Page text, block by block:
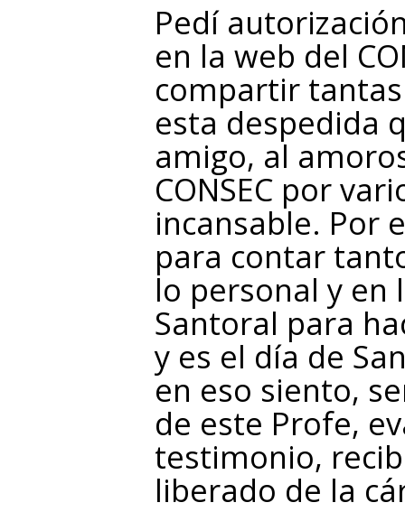
Pedí
en la web del
compartir
esta despedida
amigo, al
CONSEC por
incansable. Por
para contar
lo personal y
Santoral para
y es el día de
en eso siento,
de este Profe,
testimonio,
liberado de la